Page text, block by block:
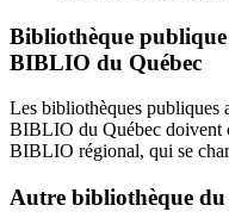
Bibliothèque publique
BIBLIO du Québec
Les bibliothèques publiques
BIBLIO du Québec doivent
BIBLIO régional, qui se
Autre bibliothèque du